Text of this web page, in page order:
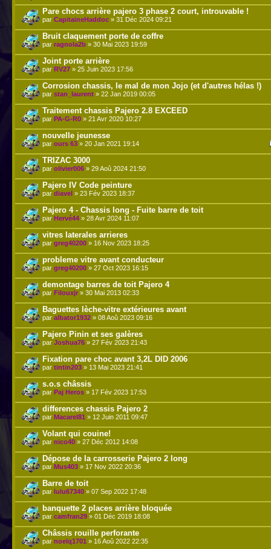
Pare chocs arrière pajero 3 phase 2 court, introuvable !
par CapitaineHaddoc » 31 Déc 2024 09:21
Bruit claquement porte de coffre
par ragnola2b » 30 Mai 2023 19:59
Joint porte arrière
par RV27 » 25 Juin 2023 17:56
Corrosion chassis, le mal de mon Jojo (et d'autres hélas !)
par stan_laurent » 22 Jan 2019 00:05
Traitement chassis Pajero 2.8 EXCEED
par PA-G-R0 » 21 Avr 2020 10:27
nouvelle jeunesse
par ours 63 » 20 Jan 2021 19:14
TRIZAC 3000
par olivier006 » 29 Aoû 2024 21:50
Pajero IV Code peinture
par diavel » 23 Fév 2023 18:37
Pajero 4 - Chassis long - Fuite barre de toit
par Hervé44 » 28 Avr 2024 11:07
vitres laterales arrieres
par greg40200 » 16 Nov 2023 18:25
probleme vitre avant conducteur
par greg40200 » 27 Oct 2023 16:15
demontage barres de toit Pajero 4
par Filouxjr » 30 Mai 2013 02:33
Baguettes lèche-vitre extérieures avant
par albator1932 » 08 Aoû 2023 09:16
Pajero Pinin et ses galères
par Joshua76 » 27 Fév 2023 21:43
Fixation pare choc avant 3,2L DID 2006
par tintin203 » 13 Mai 2023 21:41
s.o.s châssis
par Paj Heros » 17 Fév 2023 17:53
differences chassis Pajero 2
par Macarel81 » 12 Juin 2011 09:47
Volant qui couine!
par nico40 » 27 Déc 2012 14:08
Dépose de la carrosserie Pajero 2 long
par Mus403 » 17 Nov 2022 20:36
Barre de toit
par lulu67340 » 07 Sep 2022 17:48
banquette 2 places arrière bloquée
par camfran29 » 01 Déc 2019 18:08
Châssis rouille perforante
par noelq1701 » 16 Aoû 2022 22:35